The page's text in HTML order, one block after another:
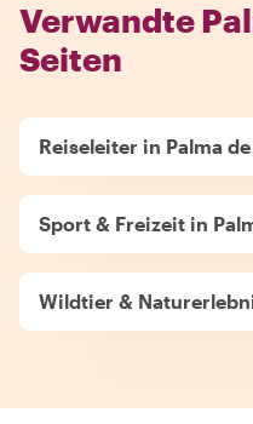
Verwandte
Seiten
Reiseleiter in Palma
Sport & Freizeit in
Wildtier &